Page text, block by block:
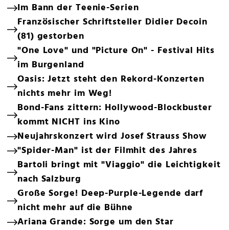
Im Bann der Teenie-Serien
Französischer Schriftsteller Didier Decoin
(81) gestorben
"One Love" und "Picture On" - Festival Hits
im Burgenland
Oasis: Jetzt steht den Rekord-Konzerten
nichts mehr im Weg!
Bond-Fans zittern: Hollywood-Blockbuster
kommt NICHT ins Kino
Neujahrskonzert wird Josef Strauss Show
"Spider-Man" ist der Filmhit des Jahres
Bartoli bringt mit "Viaggio" die Leichtigkeit
nach Salzburg
Große Sorge! Deep-Purple-Legende darf
nicht mehr auf die Bühne
Ariana Grande: Sorge um den Star